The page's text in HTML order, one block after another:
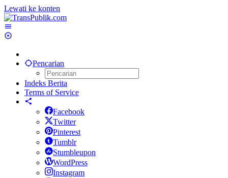
Lewati ke konten
Pencarian
Indeks Berita
Terms of Service
Facebook
Twitter
Pinterest
Tumblr
Stumbleupon
WordPress
Instagram